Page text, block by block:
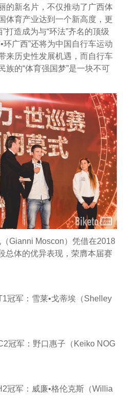
的新名片，不仅推动了广西体
体育产业达到一个新高度，更
打造成为与“环法”齐名的顶级
环广西”还将为中国自行车运动
来历史性发展机遇，而自行车
族的“体育强国梦”是一块不可
Gianni Moscon）凭借在2018
总体的优异表现，荣膺本届赛
冠军：雪莱•戈蒂埃（Shelley
冠军：野口惠子（Keiko NOG
冠军：威廉•格伦克斯（Willia